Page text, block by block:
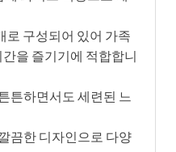
로 구성되어 있어 가족
을 즐기기에 적합합니
튼하면서도 세련된 느
끔한 디자인으로 다양